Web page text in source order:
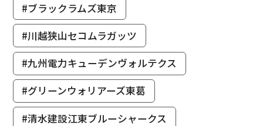
#ブラックラムズ東京
#川越狭山セコムラガッツ
#九州電力キューデンヴォルテクス
#グリーンウォリアーズ東葛
#清水建設江東ブルーシャークス